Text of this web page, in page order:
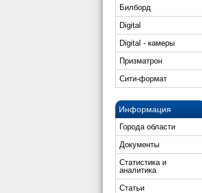
Билборд
Digital
Digital - камеры
Призматрон
Сити-формат
Информация
Города области
Документы
Статистика и
аналитика
Статьи